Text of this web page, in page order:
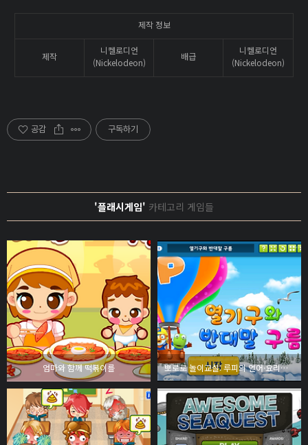
제작 정보
제작
니켈로디언
(Nickelodeon)
배급
니켈로디언
(Nickelodeon)
공감 구독하기
'플래시게임' 카테고리 게임들
엄마와 함께 떡볶이를 뽀로로 놀이교실: 루피의 언어·요리놀이 - 열기구와 반대말 구름